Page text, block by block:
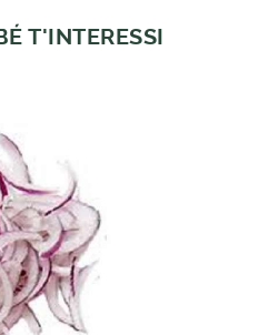
T'INTERESSI